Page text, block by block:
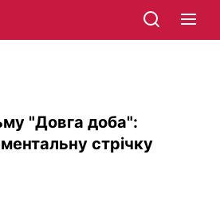
"Довга доба":
стрічку